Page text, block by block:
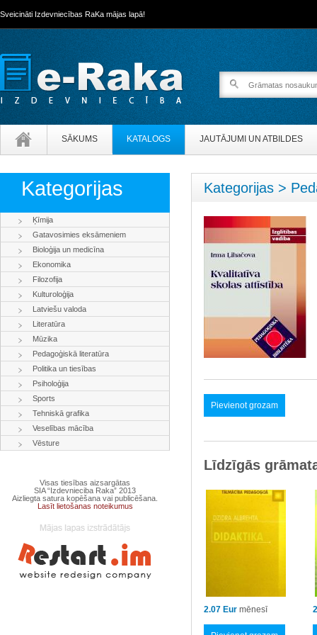
Sveicināti Izdevniecības RaKa mājas lapā!
SĀKUMS KATALOGS JAUTĀJUMI UN ATBILDES
Kategorijas
Ķīmija
Gatavosimies eksāmeniem
Bioloģija un medicīna
Ekonomika
Filozofija
Kulturoloģija
Latviešu valoda
Literatūra
Mūzika
Pedagoģiskā literatūra
Politika un tiesības
Psiholoģija
Sports
Tehniskā grafika
Veselības mācība
Vēsture
Visas tiesības aizsargātas
SIA “Izdevnieciba Raka” 2013
Aizliegta satura kopēšana vai publicēšana.
Lasīt lietošanas noteikumus
Kategorijas >
Pievienot grozam
Līdzīgās
2.07 Eur mēnesī